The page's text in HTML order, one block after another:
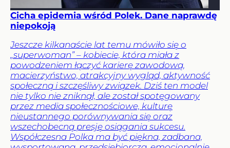
Cicha epidemia wśród Polek. Dane naprawdę
niepokoją
Jeszcze kilkanaście lat temu mówiło się o
„superwoman” – kobiecie, która miała z
powodzeniem łączyć karierę zawodową,
macierzyństwo, atrakcyjny wygląd, aktywność
społeczną i szczęśliwy związek. Dziś ten model
nie tylko nie zniknął, ale został spotęgowany
przez media społecznościowe, kulturę
nieustannego porównywania się oraz
wszechobecną presję osiągania sukcesu.
Współczesna Polka ma być piękna, zadbana,